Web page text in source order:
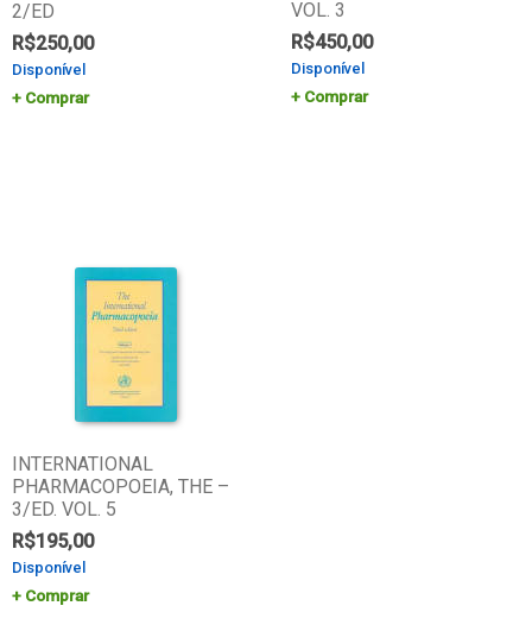
2/ED
R$250,00
Disponível
Comprar
VOL. 3
R$450,00
Disponível
Comprar
INTERNATIONAL
PHARMACOPOEIA, THE –
3/ED. VOL. 5
R$195,00
Disponível
Comprar